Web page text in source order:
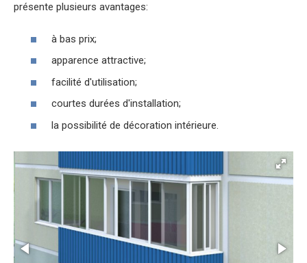
présente plusieurs avantages:
à bas prix;
apparence attractive;
facilité d'utilisation;
courtes durées d'installation;
la possibilité de décoration intérieure.